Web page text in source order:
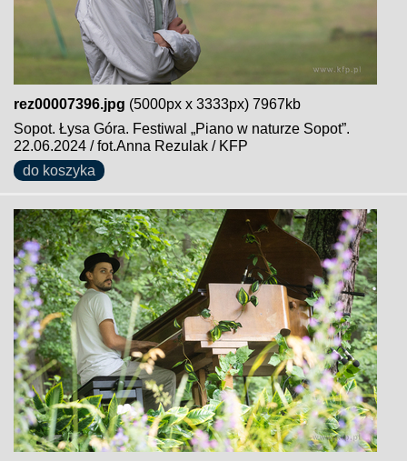
rez00007396.jpg (5000px x 3333px) 7967kb
Sopot. Łysa Góra. Festiwal „Piano w naturze Sopot”.
22.06.2024 / fot.Anna Rezulak / KFP
do koszyka